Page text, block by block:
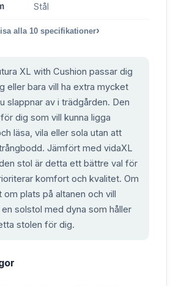
Stål
alla 10 specifikationer›
XL with Cushion passar dig
eller bara vill ha extra mycket
slappnar av i trädgården. Den
dig som vill kunna ligga
läsa, vila eller sola utan att
Jämfört med vidaXL
stol är detta ett bättre val för
komfort och kvalitet. Om
om plats på altanen och vill
solstol med dyna som håller
stolen för dig.